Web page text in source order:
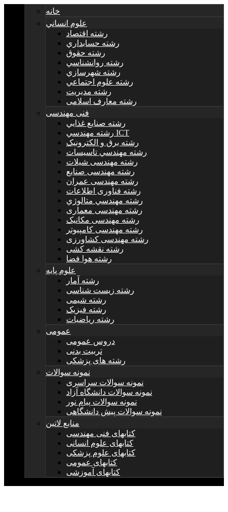
خانه
علوم انساني
رشته اقتصاد
رشته حسابداري
رشته حقوق
رشته روانشناسي
رشته شهرسازي
رشته علوم اجتماعي
رشته مديريت
رشته معارف اسلامی
فنی مهندسی
رشته صنايع غذايي
رشته مهندسي ICT
رشته برق و الکترونيک
رشته مهندسي تاسيسات
رشته مهندسی شیلات
رشته مهندسی صنایع
رشته مهندسی عمران
رشته فناوری اطلاعات
رشته مهندسي متالوژي
رشته مهندسی معماری
رشته مهندسی مکانیک
رشته مهندسی کامپیوتر
رشته مهندسی کشاورزی
رشته نقشه کشی
رشته هوا فضا
علوم پایه
رشته آمار
رشته زیست شناسی
رشته شیمی
رشته فیزیک
رشته ریاضیات
عمومی
دروس عمومی
تربیت بدنی
رشته های پزشکی
نمونه سوالات
نمونه سوالات سراسری
نمونه سوالات دانشگاه آزاد
نمونه سوالات پیام نور
نمونه سوالات پیش دانشگاهی
منابع لاتین
کتابهای فنی مهندسی
کتابهای علوم انسانی
کتابهای علوم پزشکی
کتابهای عمومی
کتابهای آموزشی